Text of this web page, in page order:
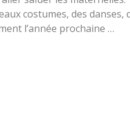
costumes, des danses,
l’année prochaine …